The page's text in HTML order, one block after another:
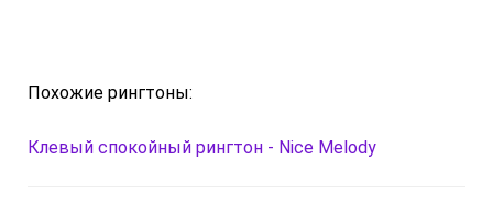
Похожие рингтоны:
Клевый спокойный рингтон - Nice Melody